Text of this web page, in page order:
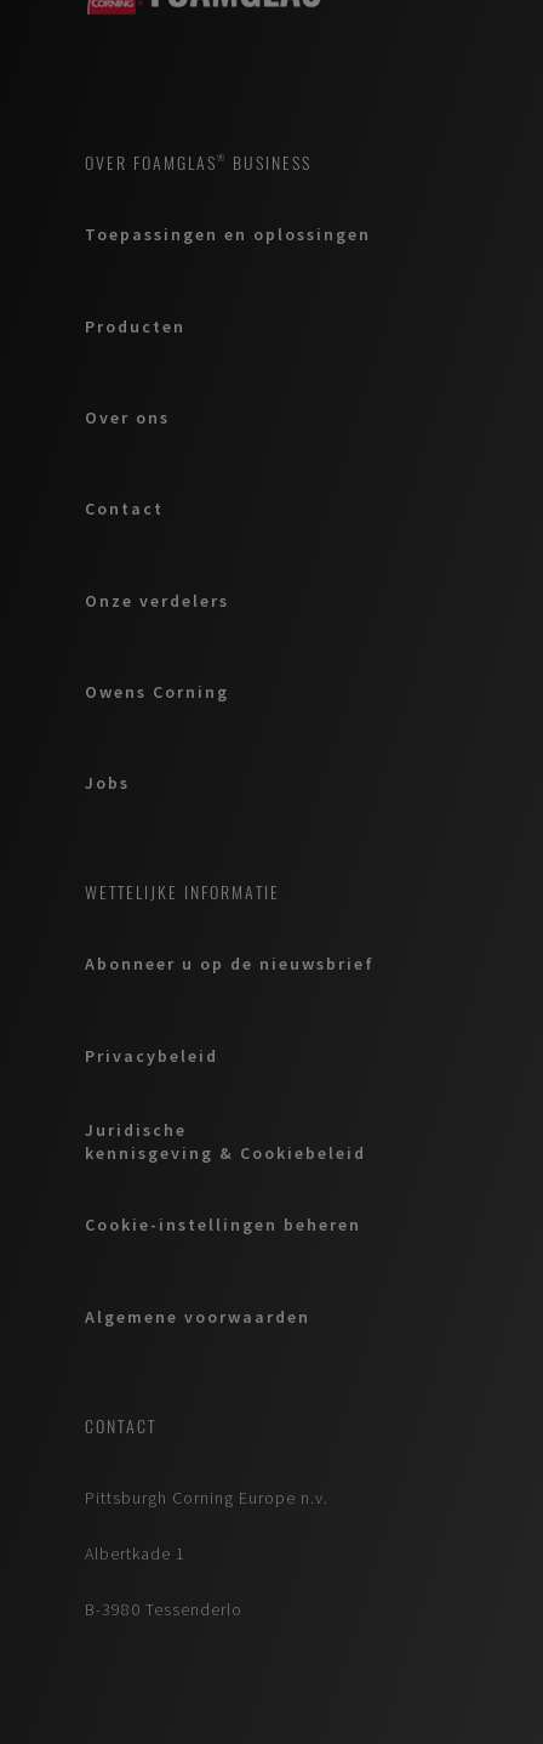
OVER FOAMGLAS® BUSINESS
Toepassingen en oplossingen
Producten
Over ons
Contact
Onze verdelers
Owens Corning
Jobs
WETTELIJKE INFORMATIE
Abonneer u op de nieuwsbrief
Privacybeleid
Juridische
kennisgeving & Cookiebeleid
Cookie-instellingen beheren
Algemene voorwaarden
CONTACT
Pittsburgh Corning Europe n.v.
Albertkade 1
B-3980 Tessenderlo